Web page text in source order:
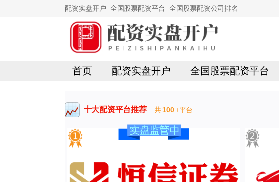
配资实盘开户_全国股票配资平台_全国股票配资公司排名
首页 配资实盘开户 全国股票配资平台
十大配资平台推荐 共100+平台